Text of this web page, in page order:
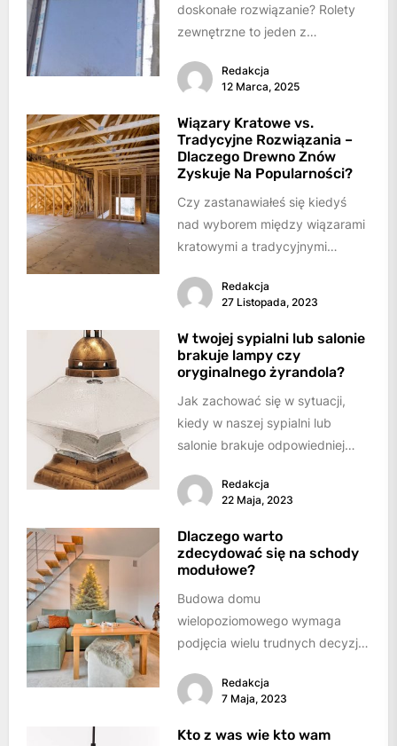
doskonałe rozwiązanie? Rolety
zewnętrzne to jeden z
ochrony domu zarówno przed
jak...
Redakcja
12 Marca, 2025
Wiązary Kratowe vs.
Tradycyjne Rozwiązania –
Dlaczego Drewno Znów
Zyskuje Na Popularności?
Czy zastanawiałeś się kiedyś
nad wyborem między wiązarami
kratowymi a tradycyjnymi
domu? Drewno, jako materiał
budowlany, zyskuje...
Redakcja
27 Listopada, 2023
W twojej sypialni lub salonie
brakuje lampy czy
oryginalnego żyrandola?
Jak zachować się w sytuacji,
kiedy w naszej sypialni lub
salonie brakuje odpowiedniej
Mianowicie zastanowić się
Redakcja
22 Maja, 2023
Dlaczego warto
zdecydować się na schody
modułowe?
Budowa domu
wielopoziomowego wymaga
podjęcia wielu trudnych decyzji.
budowy schodów. Inwestorzy
muszą wskazać, w...
Redakcja
7 Maja, 2023
Kto z was wie kto wam